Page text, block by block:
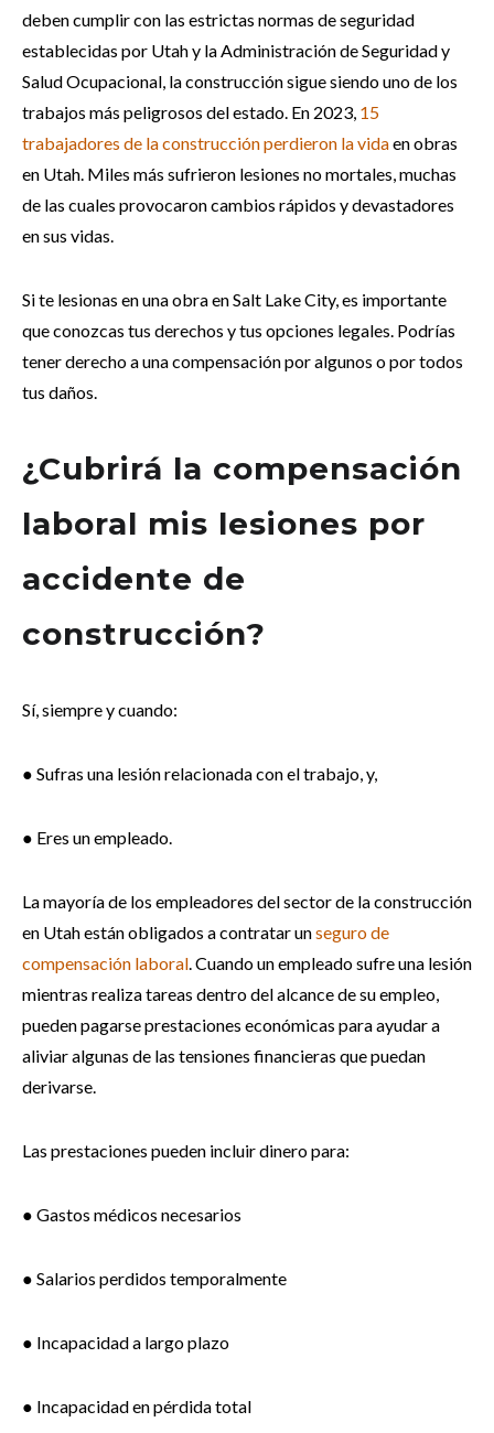
deben cumplir con las estrictas normas de seguridad
establecidas por Utah y la Administración de Seguridad y
Salud Ocupacional, la construcción sigue siendo uno de los
trabajos más peligrosos del estado. En 2023, 15
trabajadores de la construcción perdieron la vidaen obras
en Utah. Miles más sufrieron lesiones no mortales, muchas
de las cuales provocaron cambios rápidos y devastadores
en sus vidas.
Si te lesionas en una obra en Salt Lake City, es importante
que conozcas tus derechos y tus opciones legales. Podrías
tener derecho a una compensación por algunos o por todos
tus daños.
¿Cubrirá la compensación
laboral mis lesiones por
accidente de
construcción?
Sí, siempre y cuando:
● Sufras una lesión relacionada con el trabajo, y,
● Eres un empleado.
La mayoría de los empleadores del sector de la construcción
en Utah están obligados a contratar unseguro de
compensación laboral. Cuando un empleado sufre una lesión
mientras realiza tareas dentro del alcance de su empleo,
pueden pagarse prestaciones económicas para ayudar a
aliviar algunas de las tensiones financieras que puedan
derivarse.
Las prestaciones pueden incluir dinero para:
● Gastos médicos necesarios
● Salarios perdidos temporalmente
● Incapacidad a largo plazo
● Incapacidad en pérdida total